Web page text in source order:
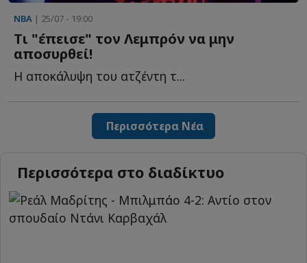
NBA | 25/07 - 19:00
Τι "έπεισε" τον Λεμπρόν να μην
αποσυρθεί!
Η αποκάλυψη του ατζέντη τ...
Περισσότερα Νέα
Περισσότερα στο διαδίκτυο